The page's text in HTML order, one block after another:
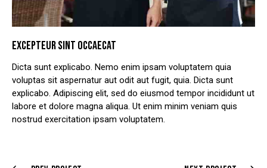
EXCEPTEUR SINT OCCAECAT
Dicta sunt explicabo. Nemo enim ipsam voluptatem quia
voluptas sit aspernatur aut odit aut fugit, quia. Dicta sunt
explicabo. Adipiscing elit, sed do eiusmod tempor incididunt ut
labore et dolore magna aliqua. Ut enim minim veniam quis
nostrud exercitation ipsam voluptatem.